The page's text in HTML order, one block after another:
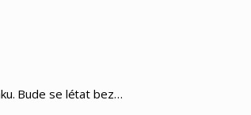
Bude se létat bez…